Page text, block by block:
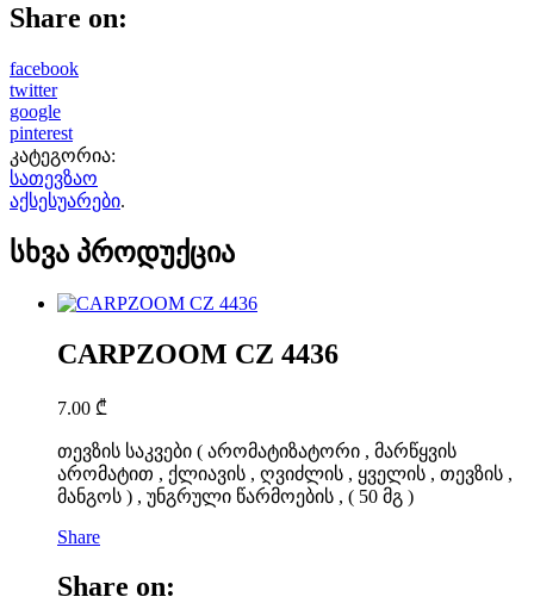
Share on:
facebook
twitter
google
pinterest
კატეგორია:
სათევზაო
აქსესუარები.
სხვა პროდუქცია
CARPZOOM CZ 4436
7.00 ₾
თევზის საკვები ( არომატიზატორი , მარწყვის
არომატით , ქლიავის , ღვიძლის , ყველის , თევზის ,
მანგოს ) , უნგრული წარმოების , ( 50 მგ )
Share
Share on: